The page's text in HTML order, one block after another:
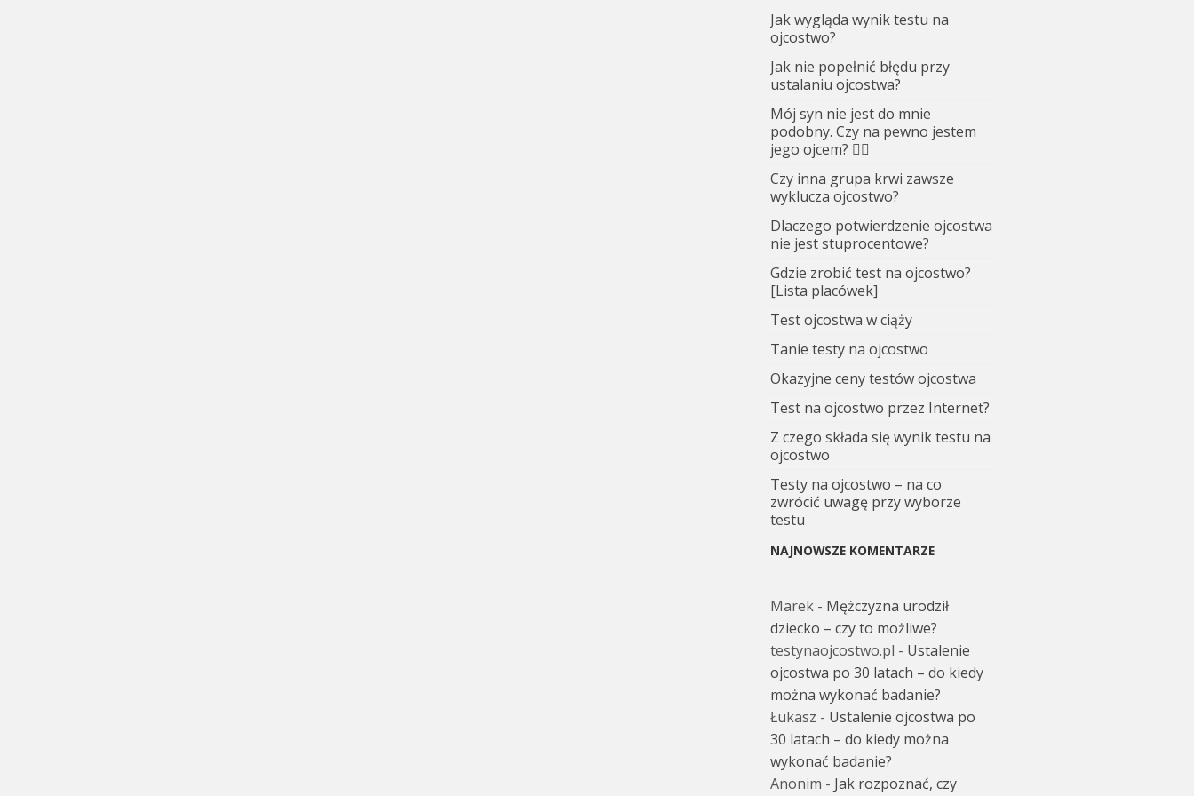
Jak wygląda wynik testu na
ojcostwo?
Jak nie popełnić błędu przy
ustalaniu ojcostwa?
Mój syn nie jest do mnie
podobny. Czy na pewno jestem
jego ojcem? 🤷‍♂️
Czy inna grupa krwi zawsze
wyklucza ojcostwo?
Dlaczego potwierdzenie ojcostwa
nie jest stuprocentowe?
Gdzie zrobić test na ojcostwo?
[Lista placówek]
Test ojcostwa w ciąży
Tanie testy na ojcostwo
Okazyjne ceny testów ojcostwa
Test na ojcostwo przez Internet?
Z czego składa się wynik testu na
ojcostwo
Testy na ojcostwo – na co
zwrócić uwagę przy wyborze
testu
NAJNOWSZE KOMENTARZE
Marek - Mężczyzna urodził
dziecko – czy to możliwe?
testynaojcostwo.pl - Ustalenie
ojcostwa po 30 latach – do kiedy
można wykonać badanie?
Łukasz - Ustalenie ojcostwa po
30 latach – do kiedy można
wykonać badanie?
Anonim - Jak rozpoznać, czy